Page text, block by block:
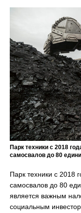
Парк техники с 2018
самосвалов до 80
Парк техники с 2018
самосвалов до 80
является важным
социальным